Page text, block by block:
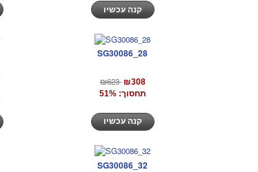
קנה עכשיו
SG30086_28
₪623 ₪308
תחסוך: 51%
קנה עכשיו
SG30086_32